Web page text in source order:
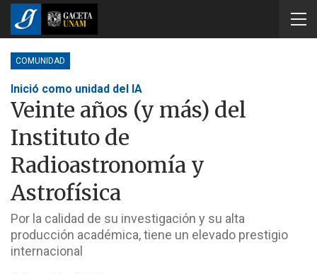
COMUNIDAD
Inició como unidad del IA
Veinte años (y más) del
Instituto de
Radioastronomía y
Astrofísica
Por la calidad de su investigación y su alta
producción académica, tiene un elevado prestigio
internacional